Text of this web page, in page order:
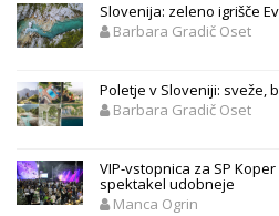
Slovenija: zeleno igrišče
Barbara Gradič Oset
Poletje v Sloveniji: sveže,
Barbara Gradič Oset
VIP-vstopnica za SP
spektakel udobneje
Manca Ogrin